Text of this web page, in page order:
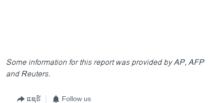
Some information for this report was provided by AP, AFP
and Reuters.
ແຊຣ໌ Follow us